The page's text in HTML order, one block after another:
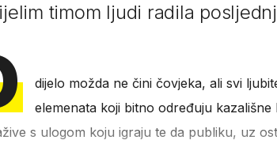
timom ljudi radila
dijelo možda ne čini čovjeka, ali svi
elemenata koji bitno određuju
s ulogom koju igraju te da publiku, uz